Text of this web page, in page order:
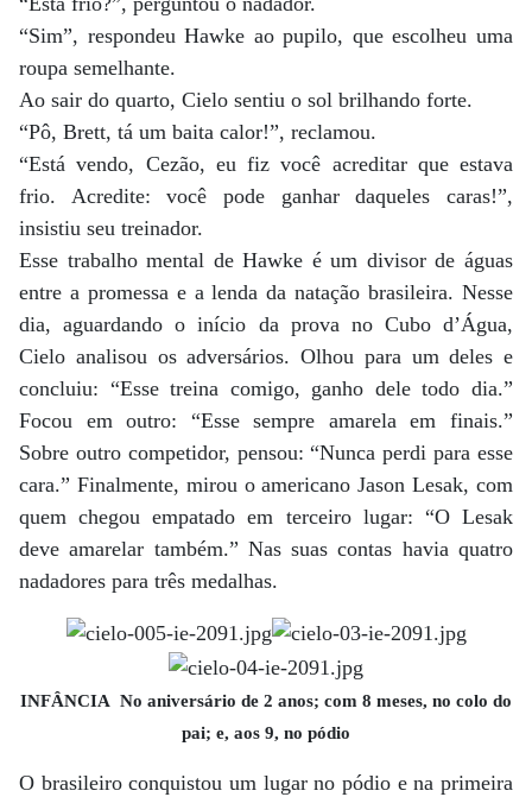
“Sim”, respondeu Hawke ao pupilo, que escolheu uma
roupa semelhante.
Ao sair do quarto, Cielo sentiu o sol brilhando forte.
“Pô, Brett, tá um baita calor!”, reclamou.
“Está vendo, Cezão, eu fiz você acreditar que estava
frio. Acredite: você pode ganhar daqueles caras!”,
insistiu seu treinador.
Esse trabalho mental de Hawke é um divisor de águas
entre a promessa e a lenda da natação brasileira. Nesse
dia, aguardando o início da prova no Cubo d’Água,
Cielo analisou os adversários. Olhou para um deles e
concluiu: “Esse treina comigo, ganho dele todo dia.”
Focou em outro: “Esse sempre amarela em finais.”
Sobre outro competidor, pensou: “Nunca perdi para esse
cara.” Finalmente, mirou o americano Jason Lesak, com
quem chegou empatado em terceiro lugar: “O Lesak
deve amarelar também.” Nas suas contas havia quatro
nadadores para três medalhas.
INFÂNCIA No aniversário de 2 anos; com 8 meses, no colo do
pai; e, aos 9, no pódio
O brasileiro conquistou um lugar no pódio e na primeira